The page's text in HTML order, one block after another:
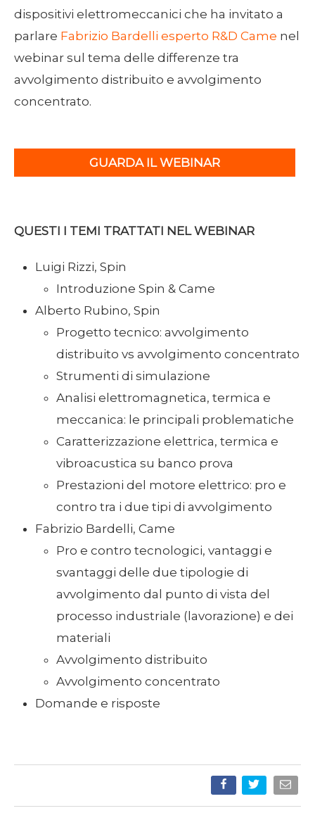
dispositivi elettromeccanici che ha invitato a
parlare Fabrizio Bardelli esperto R&D Came nel
webinar sul tema delle differenze tra
avvolgimento distribuito e avvolgimento
concentrato.
GUARDA IL WEBINAR
QUESTI I TEMI TRATTATI NEL WEBINAR
Luigi Rizzi, Spin
Introduzione Spin & Came
Alberto Rubino, Spin
Progetto tecnico: avvolgimento
distribuito vs avvolgimento concentrato
Strumenti di simulazione
Analisi elettromagnetica, termica e
meccanica: le principali problematiche
Caratterizzazione elettrica, termica e
vibroacustica su banco prova
Prestazioni del motore elettrico: pro e
contro tra i due tipi di avvolgimento
Fabrizio Bardelli, Came
Pro e contro tecnologici, vantaggi e
svantaggi delle due tipologie di
avvolgimento dal punto di vista del
processo industriale (lavorazione) e dei
materiali
Avvolgimento distribuito
Avvolgimento concentrato
Domande e risposte